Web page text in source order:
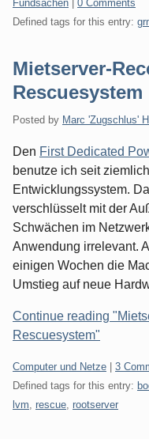
Fundsachen
0 Comments
Defined tags for this entry:
Mietserver-
Rescuesystem
Posted by Marc 'Zugschlus'
Den First Dedicated
benutze ich seit
Entwicklungssystem.
verschlüsselt mit der
Schwächen im
Anwendung irrelevant.
einigen Wochen die
Umstieg auf neue
Continue reading
Rescuesystem"
Categories:
Computer und Netze
3
Defined tags for this entry:
lvm rescue rootserver